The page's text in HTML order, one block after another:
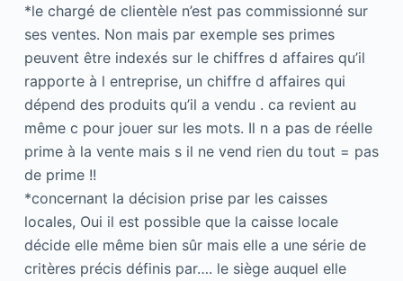
*le chargé de clientèle n’est pas commissionné sur
ses ventes. Non mais par exemple ses primes
peuvent être indexés sur le chiffres d affaires qu’il
rapporte à l entreprise, un chiffre d affaires qui
dépend des produits qu’il a vendu . ca revient au
même c pour jouer sur les mots. Il n a pas de réelle
prime à la vente mais s il ne vend rien du tout = pas
de prime !!
*concernant la décision prise par les caisses
locales, Oui il est possible que la caisse locale
décide elle même bien sûr mais elle a une série de
critères précis définis par…. le siège auquel elle